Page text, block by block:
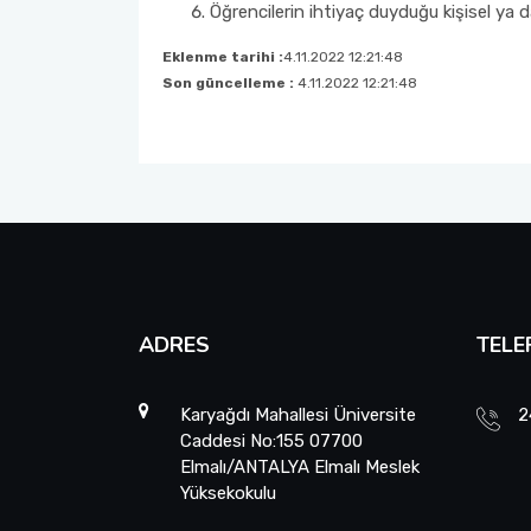
Öğrencilerin ihtiyaç duyduğu kişisel ya
Eklenme tarihi :4.11.2022 12:21:48
Son güncelleme : 4.11.2022 12:21:48
ADRES
Karyağdı Mahallesi Üniversite
Caddesi No:155 07700
Elmalı/ANTALYA Elmalı Meslek
Yüksekokulu